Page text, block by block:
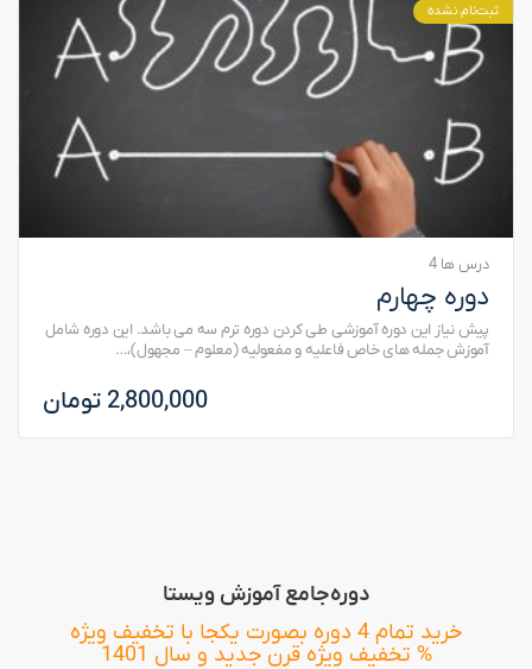
ثبت‌نام نشده
درس ها 4
دوره چهارم
پیش نیاز این دوره آموزشی طی کردن دوره ترم سه می باشد. این دوره شامل
آموزش جمله های خاص فاعلیه و مفعولیه (معلوم – مجهول)،…
2,800,000 تومان
دوره‌جامع آموزش ویستا
خرید تمام 4 دوره بصورت یکجا با تخفیف ویژه
% تخفیف ویژه قرن جدید و سال 1401